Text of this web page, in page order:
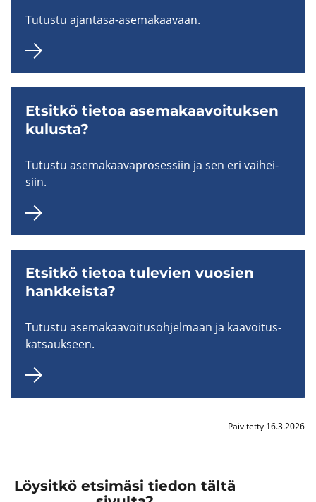
Tu­tus­tu ajantasa-​asemakaavaan.
Et­sit­kö tie­toa ase­ma­kaa­voi­tuk­sen
ku­lus­ta?
Tu­tus­tu ase­ma­kaa­va­pro­ses­siin ja sen eri vai­hei­
siin.
Et­sit­kö tie­toa tu­le­vien vuo­sien
hank­keis­ta?
Tu­tus­tu ase­ma­kaa­voi­tus­oh­jel­maan ja kaa­voi­tus­
kat­sauk­seen.
Päivitetty 16.3.2026
Löysitkö etsimäsi tiedon tältä